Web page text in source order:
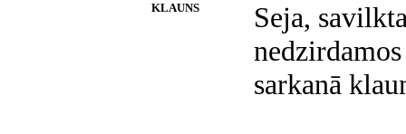
KLAUNS
Seja,
sarkanā